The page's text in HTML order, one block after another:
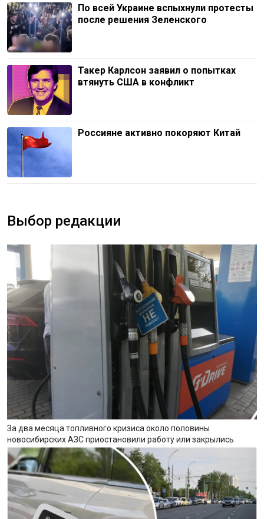
По всей Украине вспыхнули протесты
после решения Зеленского
Такер Карлсон заявил о попытках
втянуть США в конфликт
Россияне активно покоряют Китай
Выбор редакции
За два месяца топливного кризиса около половины
новосибирских АЗС приостановили работу или закрылись